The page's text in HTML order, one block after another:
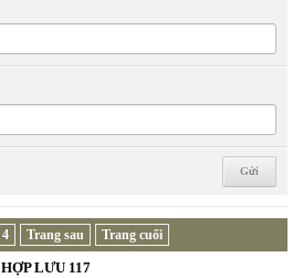
4 Trang sau Trang cuối
HỢP LƯU 117